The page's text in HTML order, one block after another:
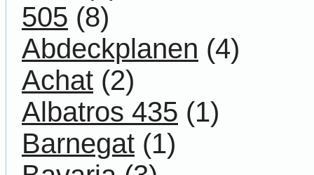
505 (8)
Abdeckplanen (4)
Achat (2)
Albatros 435 (1)
Barnegat (1)